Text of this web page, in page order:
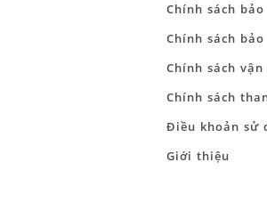
Chính sách
Chính sách
Chính sách vận
Chính sách
Điều khoản sử
Giới thiệu